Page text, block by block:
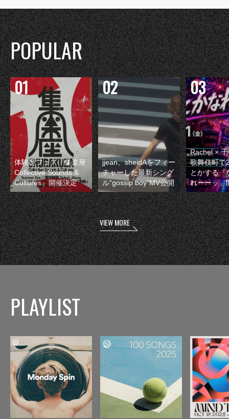
POPULAR
体験型フェス『集楽座
Collective Sounds &
Cultures』開催決定
jjean、sheidAをフィー
チャーした最新シング
ル“gossip boy”MV公開
Rachel ×
歌舞伎町で
とかする『
れーーッ』
VIEW MORE
PLAYLIST